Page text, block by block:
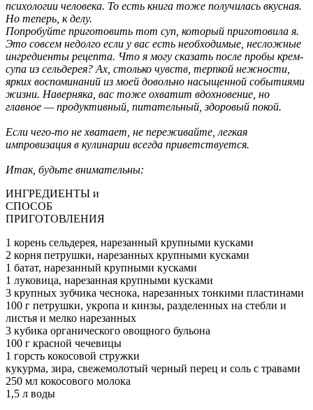
психологии человека. То есть книга тоже получилась вкусная.
Но теперь, к делу.
Попробуйте приготовить тот суп, который приготовила я.
Это совсем недолго если у вас есть необходимые, несложные
ингредиенты рецепта. Что я могу сказать после пробы крем-
супа из сельдерея? Ах, столько чувств, терпкой нежности,
ярких воспоминаний из моей довольно насыщенной событиями
жизни. Наверняка, вас тоже охватит вдохновение, но
главное — продуктивный, питательный, здоровый покой.
Если чего-то не хватает, не переживайте, легкая
импровизация в кулинарии всегда приветствуется.
Итак, будьте внимательны:
ИНГРЕДИЕНТЫ и
СПОСОБ
ПРИГОТОВЛЕНИЯ
1 корень сельдерея, нарезанный крупными кусками
2 корня петрушки, нарезанных крупными кусками
1 батат, нарезанный крупными кусками
1 луковица, нарезанная крупными кусками
3 крупных зубчика чеснока, нарезанных тонкими пластинами
100 г петрушки, укропа и кинзы, разделенных на стебли и
листья и мелко нарезанных
3 кубика органического овощного бульона
100 г красной чечевицы
1 горсть кокосовой стружки
кукурма, зира, свежемолотый черный перец и соль с травами
250 мл кокосового молока
1,5 л воды